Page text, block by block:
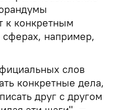
к конкретным
например,
слов
конкретные дела,
друг с другом